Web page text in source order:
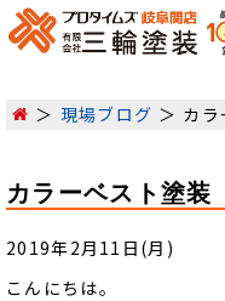
現場ブログ カ
カラーベスト塗装
2019年2月11日(月)
こんにちは。